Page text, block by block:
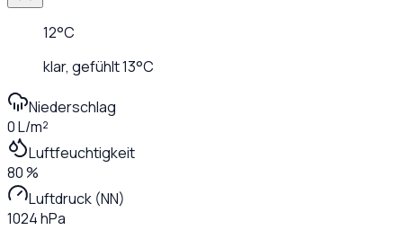
12°C
klar, gefühlt13°C
Niederschlag
0 L/m²
Luftfeuchtigkeit
80 %
Luftdruck (NN)
1024 hPa